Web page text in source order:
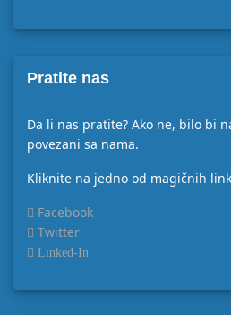
Pratite nas
Da li nas pratite? Ako ne, bilo bi
povezani sa nama.
Kliknite na jedno od magičnih
Facebook
Twitter
Linked-In